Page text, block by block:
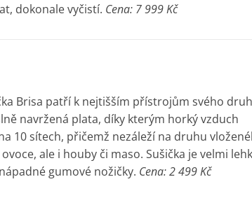
dokonale vyčistí. Cena: 7 999 Kč
Brisa patří k nejtišším přístrojům svého
navržená plata, díky kterým horký vzduch
10 sítech, přičemž nezáleží na druhu
ale i houby či maso. Sušička je velmi
gumové nožičky. Cena: 2 499 Kč